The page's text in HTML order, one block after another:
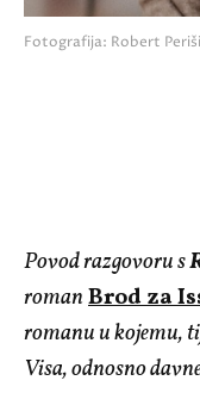
Fotografija: Robert
Povod razgovoru s
romanBrod za
romanu u kojemu,
Visa, odnosno